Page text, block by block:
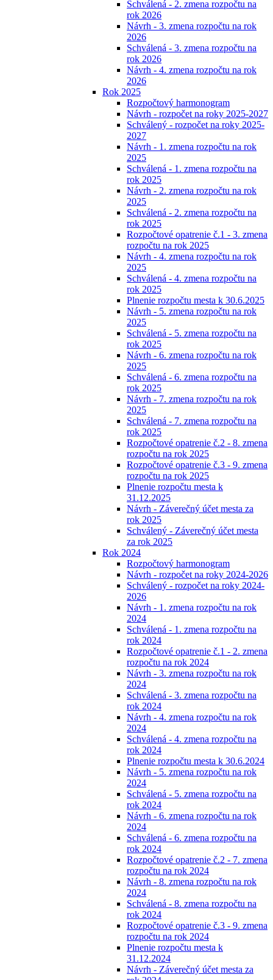
Schválená - 2. zmena rozpočtu na
rok 2026
Návrh - 3. zmena rozpočtu na rok
2026
Schválená - 3. zmena rozpočtu na
rok 2026
Návrh - 4. zmena rozpočtu na rok
2026
Rok 2025
Rozpočtový harmonogram
Návrh - rozpočet na roky 2025-2027
Schválený - rozpočet na roky 2025-
2027
Návrh - 1. zmena rozpočtu na rok
2025
Schválená - 1. zmena rozpočtu na
rok 2025
Návrh - 2. zmena rozpočtu na rok
2025
Schválená - 2. zmena rozpočtu na
rok 2025
Rozpočtové opatrenie č.1 - 3. zmena
rozpočtu na rok 2025
Návrh - 4. zmena rozpočtu na rok
2025
Schválená - 4. zmena rozpočtu na
rok 2025
Plnenie rozpočtu mesta k 30.6.2025
Návrh - 5. zmena rozpočtu na rok
2025
Schválená - 5. zmena rozpočtu na
rok 2025
Návrh - 6. zmena rozpočtu na rok
2025
Schválená - 6. zmena rozpočtu na
rok 2025
Návrh - 7. zmena rozpočtu na rok
2025
Schválená - 7. zmena rozpočtu na
rok 2025
Rozpočtové opatrenie č.2 - 8. zmena
rozpočtu na rok 2025
Rozpočtové opatrenie č.3 - 9. zmena
rozpočtu na rok 2025
Plnenie rozpočtu mesta k
31.12.2025
Návrh - Záverečný účet mesta za
rok 2025
Schválený - Záverečný účet mesta
za rok 2025
Rok 2024
Rozpočtový harmonogram
Návrh - rozpočet na roky 2024-2026
Schválený - rozpočet na roky 2024-
2026
Návrh - 1. zmena rozpočtu na rok
2024
Schválená - 1. zmena rozpočtu na
rok 2024
Rozpočtové opatrenie č.1 - 2. zmena
rozpočtu na rok 2024
Návrh - 3. zmena rozpočtu na rok
2024
Schválená - 3. zmena rozpočtu na
rok 2024
Návrh - 4. zmena rozpočtu na rok
2024
Schválená - 4. zmena rozpočtu na
rok 2024
Plnenie rozpočtu mesta k 30.6.2024
Návrh - 5. zmena rozpočtu na rok
2024
Schválená - 5. zmena rozpočtu na
rok 2024
Návrh - 6. zmena rozpočtu na rok
2024
Schválená - 6. zmena rozpočtu na
rok 2024
Rozpočtové opatrenie č.2 - 7. zmena
rozpočtu na rok 2024
Návrh - 8. zmena rozpočtu na rok
2024
Schválená - 8. zmena rozpočtu na
rok 2024
Rozpočtové opatrenie č.3 - 9. zmena
rozpočtu na rok 2024
Plnenie rozpočtu mesta k
31.12.2024
Návrh - Záverečný účet mesta za